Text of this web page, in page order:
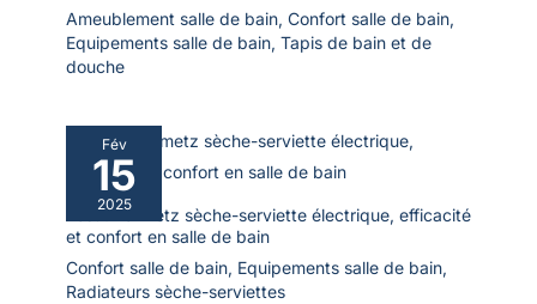
Ameublement salle de bain, Confort salle de bain,
Equipements salle de bain, Tapis de bain et de
douche
Fév
15
2025
Test : heilmetz sèche-serviette électrique, efficacité
et confort en salle de bain
Confort salle de bain, Equipements salle de bain,
Radiateurs sèche-serviettes